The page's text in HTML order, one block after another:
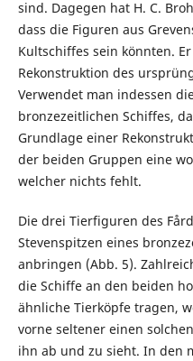
sind. Dagegen hat H. C.
dass die Figuren aus
Kultschiffes sein könnten.
Rekonstruktion des
Verwendet man indessen
bronzezeitlichen Schiffes,
Grundlage einer
der beiden Gruppen eine
welcher nichts fehlt.
Die drei Tierfiguren des
Stevenspitzen eines
anbringen (Abb. 5).
die Schiffe an den beiden
ähnliche Tierköpfe tragen,
vorne seltener einen
ihn ab und zu sieht. In den